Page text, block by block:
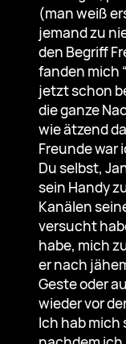
(man weiß
jemand zu
den Begriff
fanden mich
jetzt schon
die ganze
wie ätzend
Freunde war
Du selbst,
sein Handy
Kanälen
versucht
habe, mich
er nach
Geste oder
wieder vor
Ich hab